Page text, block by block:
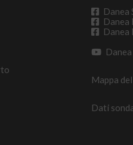
Danea
Danea
Danea
Mappa
Dati